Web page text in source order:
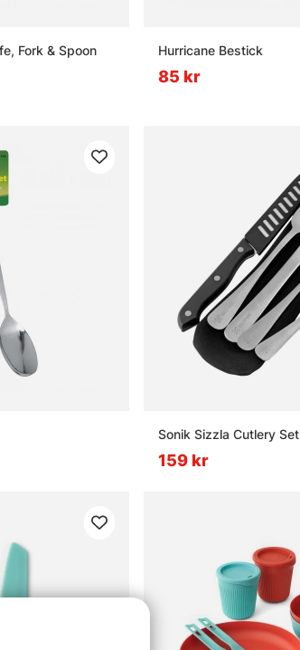
Fork & Spoon
Hurricane Bestick
85 kr
Sonik Sizzla Cutlery Set
159 kr